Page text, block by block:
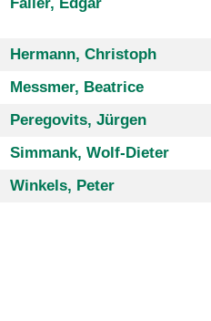
Hermann, Christoph
Messmer, Beatrice
Peregovits, Jürgen
Simmank, Wolf-Dieter
Winkels, Peter